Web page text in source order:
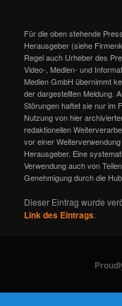
Für die oben stehende
Herausgeber (siehe
Regel auch Urheber des
Video-, Medien- und
Medien GmbH übernimmt
der dargestellten Meldung.
Störungen haftet sie nur im
Nutzung von hier
redaktionellen
vor einer
Herausgeber. Eine
Verwendung auch von
Genehmigung durch die
Dieser Eintrag wurde
Link des Eintrags.